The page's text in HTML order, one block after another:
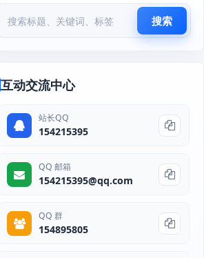
搜索
互动交流中心
站长QQ
154215395
QQ 邮箱
154215395@qq.com
QQ 群
154895805